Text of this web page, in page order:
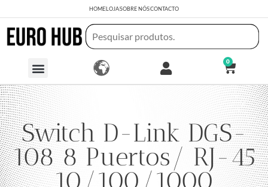
HOMELOJASOBRE NÓSCONTACTO
0
Switch D-Link DGS-
108 8 Puertos/ RJ-45
10/100/1000